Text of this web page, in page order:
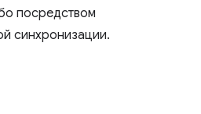
посредством
синхронизации.